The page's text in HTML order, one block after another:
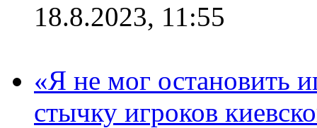
18.8.2023, 11:55
«Я не мог остановить
стычку игроков